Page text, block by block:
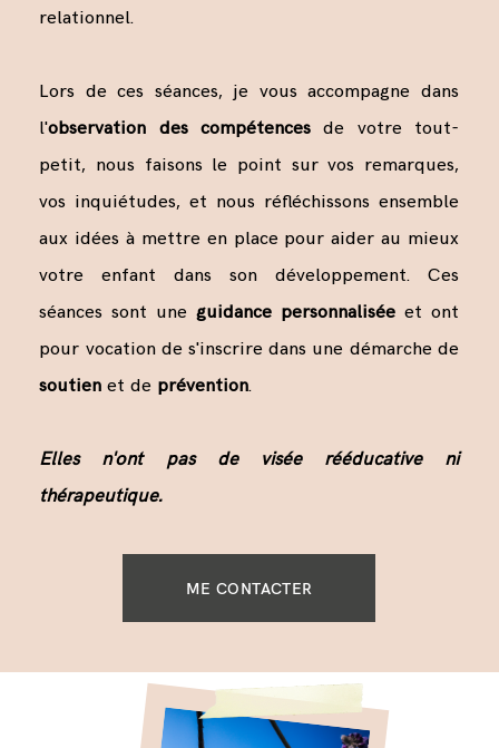
relationnel.
Lors de ces séances, je vous accompagne dans
l'observation des compétencesde votre tout-
petit, nous faisons le point sur vos remarques,
vos inquiétudes, et nous réfléchissons ensemble
aux idées à mettre en place pour aider au mieux
votre enfant dans son développement. Ces
séances sont uneguidance personnalisée et ont
pour vocation de s'inscrire dans une démarche de
soutien et de prévention.
Elles n'ont pas de visée rééducative ni
thérapeutique.
ME CONTACTER